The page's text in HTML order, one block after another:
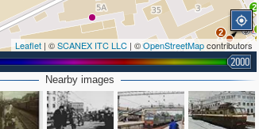
2
2
2
Leaflet | ©SCANEX ITC LLC | ©OpenStreetMapcontributors
2000
Nearby images